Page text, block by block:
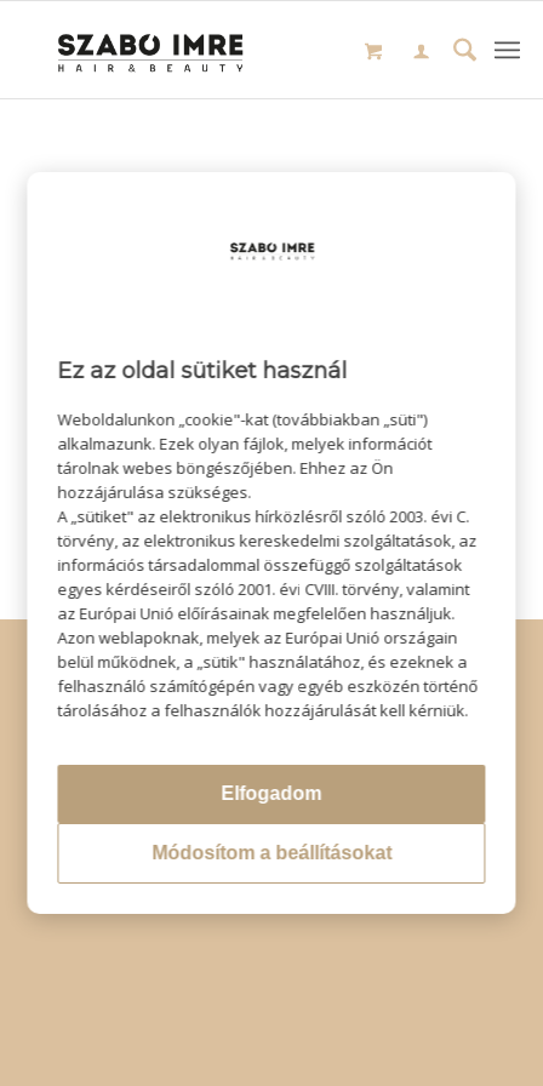
© Copyright - Szabó Imre Hair & Beauty
Impresszum| Adatkezelési tájékoztató Elállás
Ez az oldal sütiket használ
Weboldalunkon „cookie"-kat (továbbiakban „süti")
alkalmazunk. Ezek olyan fájlok, melyek információt
tárolnak webes böngészőjében. Ehhez az Ön
hozzájárulása szükséges.
A „sütiket" az elektronikus hírközlésről szóló 2003. évi C.
törvény, az elektronikus kereskedelmi szolgáltatások, az
információs társadalommal összefüggő szolgáltatások
egyes kérdéseiről szóló 2001. évi CVIII. törvény, valamint
az Európai Unió előírásainak megfelelően használjuk.
Azon weblapoknak, melyek az Európai Unió országain
belül működnek, a „sütik" használatához, és ezeknek a
felhasználó számítógépén vagy egyéb eszközén történő
tárolásához a felhasználók hozzájárulását kell kérniük.
Elfogadom
Módosítom a beállításokat